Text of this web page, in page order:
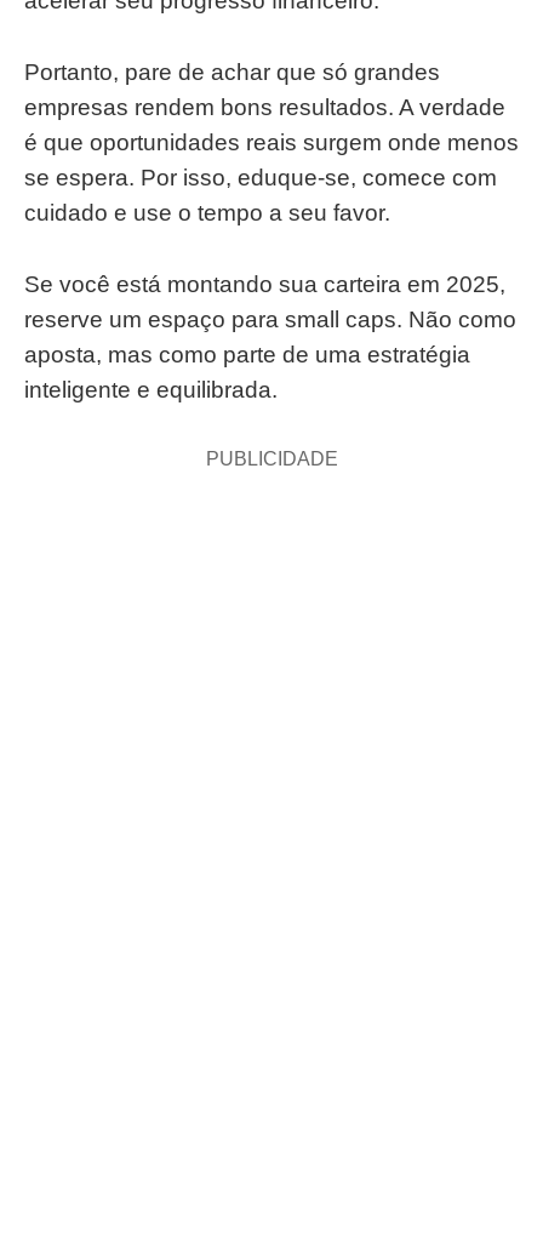
Portanto, pare de achar que só grandes
empresas rendem bons resultados. A verdade
é que oportunidades reais surgem onde menos
se espera. Por isso, eduque-se, comece com
cuidado e use o tempo a seu favor.
Se você está montando sua carteira em 2025,
reserve um espaço para small caps. Não como
aposta, mas como parte de uma estratégia
inteligente e equilibrada.
PUBLICIDADE